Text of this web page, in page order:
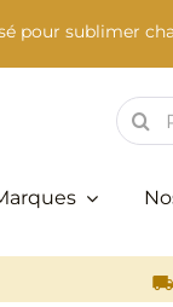
pour sublimer